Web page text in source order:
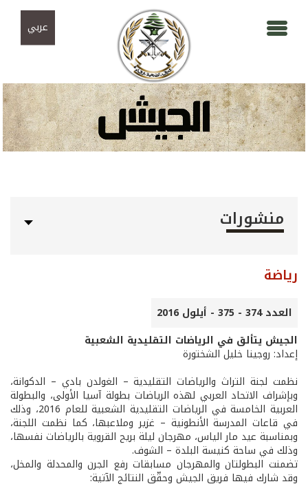
عربي
منشورات
رياضة
العدد 374 - 375 - أيلول 2016
الجيش يتألق في الرياضات التقليدية الشعبية
إعداد: روجينا خليل الشختورة
نظمت لجنة التراث والرياضات التقليدية – الغولدن بادي – الدكوانة،
وبإشراف الاتحاد العربي لهذه الرياضات بطولة آسيا الأولى، والبطولة
العربية الخامسة في الرياضات التقليدية الشعبية للعام 2016، وذلك
في قاعات المدرسة الأنطونية – غزير وملاعبها، كما نظمت اللجنة،
وبمناسبة عيد مار الياس، مهرجان ليلة بريح القروية بالرياضات نفسها،
وذلك في ساحة كنيسة البلدة – الشوف.
تضمنت البطولتان والمهرجان مسابقات رفع الجرن والمحدلة والمخل،
وقد شارك فيها فريق الجيش وحقّق النتائج الآتية: